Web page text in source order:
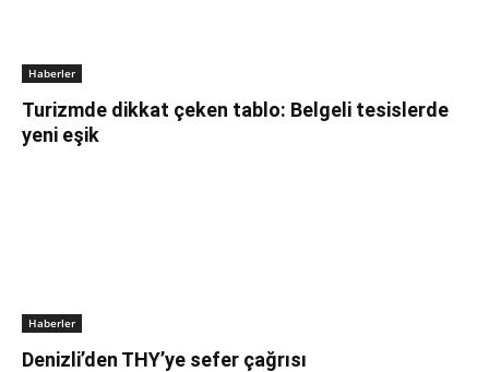
Haberler
Turizmde dikkat çeken tablo: Belgeli tesislerde
yeni eşik
Haberler
Denizli’den THY’ye sefer çağrısı